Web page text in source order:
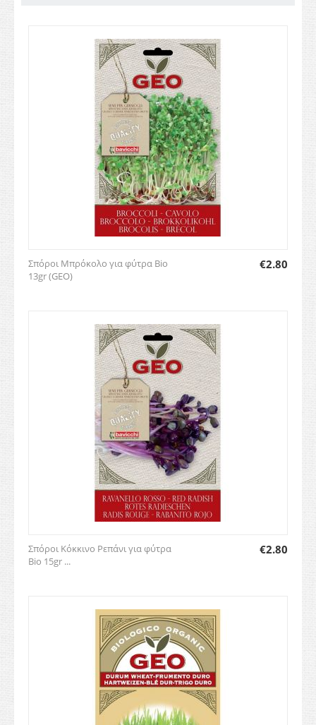
Σπόροι Μπρόκολο για φύτρα Bio
13gr (GEO)
€2.80
Σπόροι Κόκκινο Ρεπάνι για φύτρα
Bio 15gr ...
€2.80